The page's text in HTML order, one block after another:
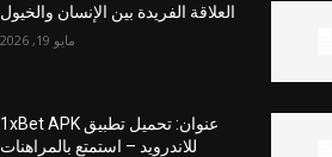
العلاقة الفريدة بين الإنسان والخيول
مايو 19, 2026
عنوان: تحميل تطبيق 1xBet APK
للاندرويد – استمتع بالمراهنات